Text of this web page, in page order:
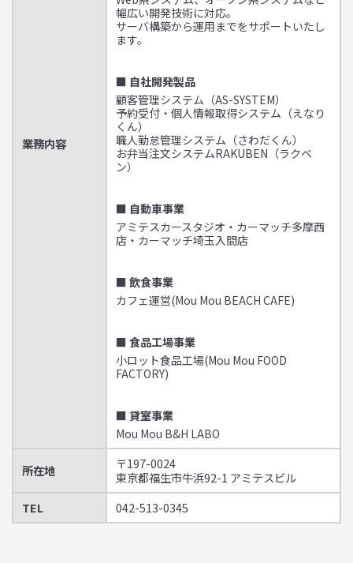
業務内容
幅広い開発技術に対応。
サーバ構築から運用までをサポートいたし
ます。
■ 自社開発製品
顧客管理システム（AS-SYSTEM）
予約受付・個人情報取得システム（えなり
くん）
職人勤怠管理システム（さわだくん）
お弁当注文システムRAKUBEN（ラクベ
ン）
■ 自動車事業
アミテスカースタジオ・カーマッチ多摩西
店・カーマッチ埼玉入間店
■ 飲食事業
カフェ運営(Mou Mou BEACH CAFE)
■ 食品工場事業
小ロット食品工場(Mou Mou FOOD
FACTORY)
■ 貸室事業
Mou Mou B&H LABO
所在地
〒197-0024
東京都福生市牛浜92-1 アミテスビル
TEL
042-513-0345